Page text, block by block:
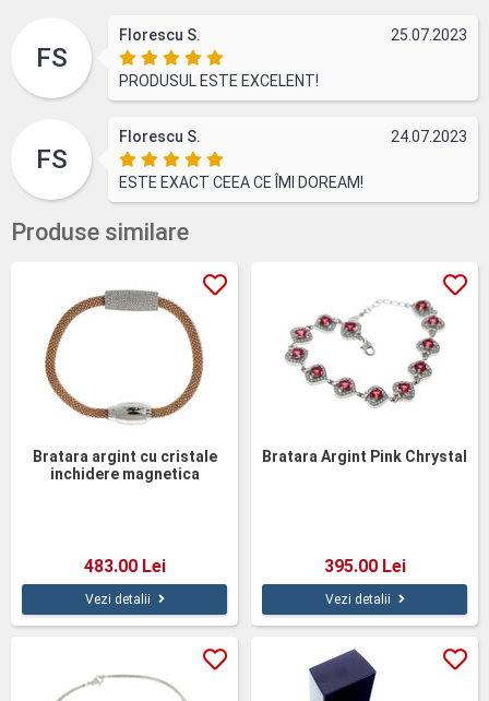
FS
Florescu S. 25.07.2023
PRODUSUL ESTE EXCELENT!
FS
Florescu S. 24.07.2023
ESTE EXACT CEEA CE ÎMI DOREAM!
Produse similare
Bratara argint cu cristale
inchidere magnetica
483.00 Lei
Vezi detalii
Bratara Argint Pink Chrystal
395.00 Lei
Vezi detalii